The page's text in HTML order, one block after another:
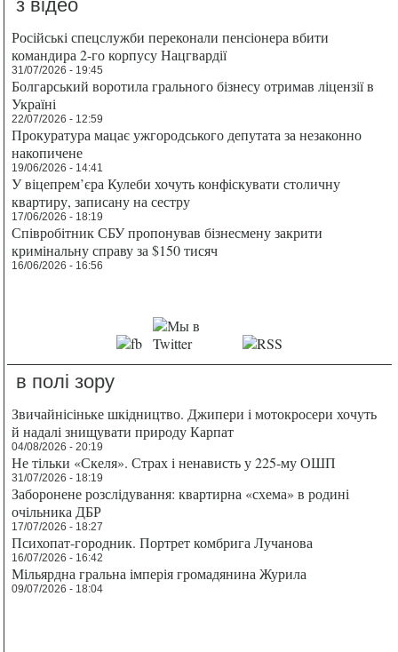
з відео
Російські спецслужби переконали пенсіонера вбити
командира 2-го корпусу Нацгвардії
31/07/2026 - 19:45
Болгарський воротила грального бізнесу отримав ліцензії в
Україні
22/07/2026 - 12:59
Прокуратура мацає ужгородського депутата за незаконно
накопичене
19/06/2026 - 14:41
У віцепрем’єра Кулеби хочуть конфіскувати столичну
квартиру, записану на сестру
17/06/2026 - 18:19
Співробітник СБУ пропонував бізнесмену закрити
кримінальну справу за $150 тисяч
16/06/2026 - 16:56
в полі зору
Звичайнісіньке шкідництво. Джипери і мотокросери хочуть
й надалі знищувати природу Карпат
04/08/2026 - 20:19
Не тільки «Скеля». Страх і ненависть у 225-му ОШП
31/07/2026 - 18:19
Заборонене розслідування: квартирна «схема» в родині
очільника ДБР
17/07/2026 - 18:27
Психопат-городник. Портрет комбрига Лучанова
16/07/2026 - 16:42
Мільярдна гральна імперія громадянина Журила
09/07/2026 - 18:04